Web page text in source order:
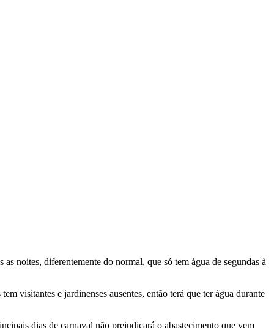
noites, diferentemente do normal, que só tem água de segundas à
visitantes e jardinenses ausentes, então terá que ter água durante
dias de carnaval não prejudicará o abastecimento que vem